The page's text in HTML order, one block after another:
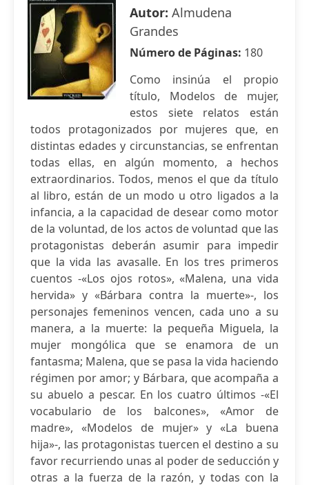
Autor: Almudena
Grandes
Número de Páginas: 180
Como insinúa el propio
título, Modelos de mujer,
estos siete relatos están
todos protagonizados por mujeres que, en
distintas edades y circunstancias, se enfrentan
todas ellas, en algún momento, a hechos
extraordinarios. Todos, menos el que da título
al libro, están de un modo u otro ligados a la
infancia, a la capacidad de desear como motor
de la voluntad, de los actos de voluntad que las
protagonistas deberán asumir para impedir
que la vida las avasalle. En los tres primeros
cuentos -«Los ojos rotos», «Malena, una vida
hervida» y «Bárbara contra la muerte»-, los
personajes femeninos vencen, cada uno a su
manera, a la muerte: la pequeña Miguela, la
mujer mongólica que se enamora de un
fantasma; Malena, que se pasa la vida haciendo
régimen por amor; y Bárbara, que acompaña a
su abuelo a pescar. En los cuatro últimos -«El
vocabulario de los balcones», «Amor de
madre», «Modelos de mujer» y «La buena
hija»-, las protagonistas tuercen el destino a su
favor recurriendo unas al poder de seducción y
otras a la fuerza de la razón, y todas con la